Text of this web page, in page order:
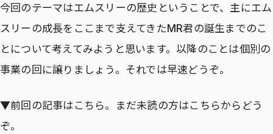
今回のテーマはエムスリーの歴史ということで、主にエム
スリーの成長をここまで支えてきたMR君の誕生までのこ
とについて考えてみようと思います。以降のことは個別の
事業の回に譲りましょう。それでは早速どうぞ。
▼前回の記事はこちら。まだ未読の方はこちらからどう
ぞ。